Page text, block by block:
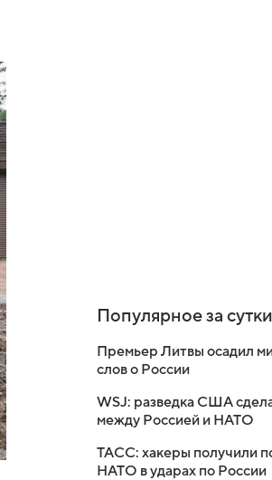
Популярное за сутки
Премьер Литвы осадил
слов о России
WSJ: разведка США
между Россией и НАТО
ТАСС: хакеры получили
НАТО в ударах по России